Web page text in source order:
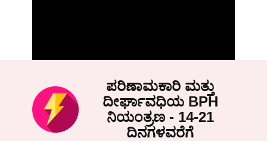
ಪರಿಣಾಮಕಾರಿ ಮತ್ತು
ದೀರ್ಘಾ​ವಧಿಯ BPH
ನಿಯಂತ್ರಣ - 14-21
ದಿನಗಳವರೆಗೆ